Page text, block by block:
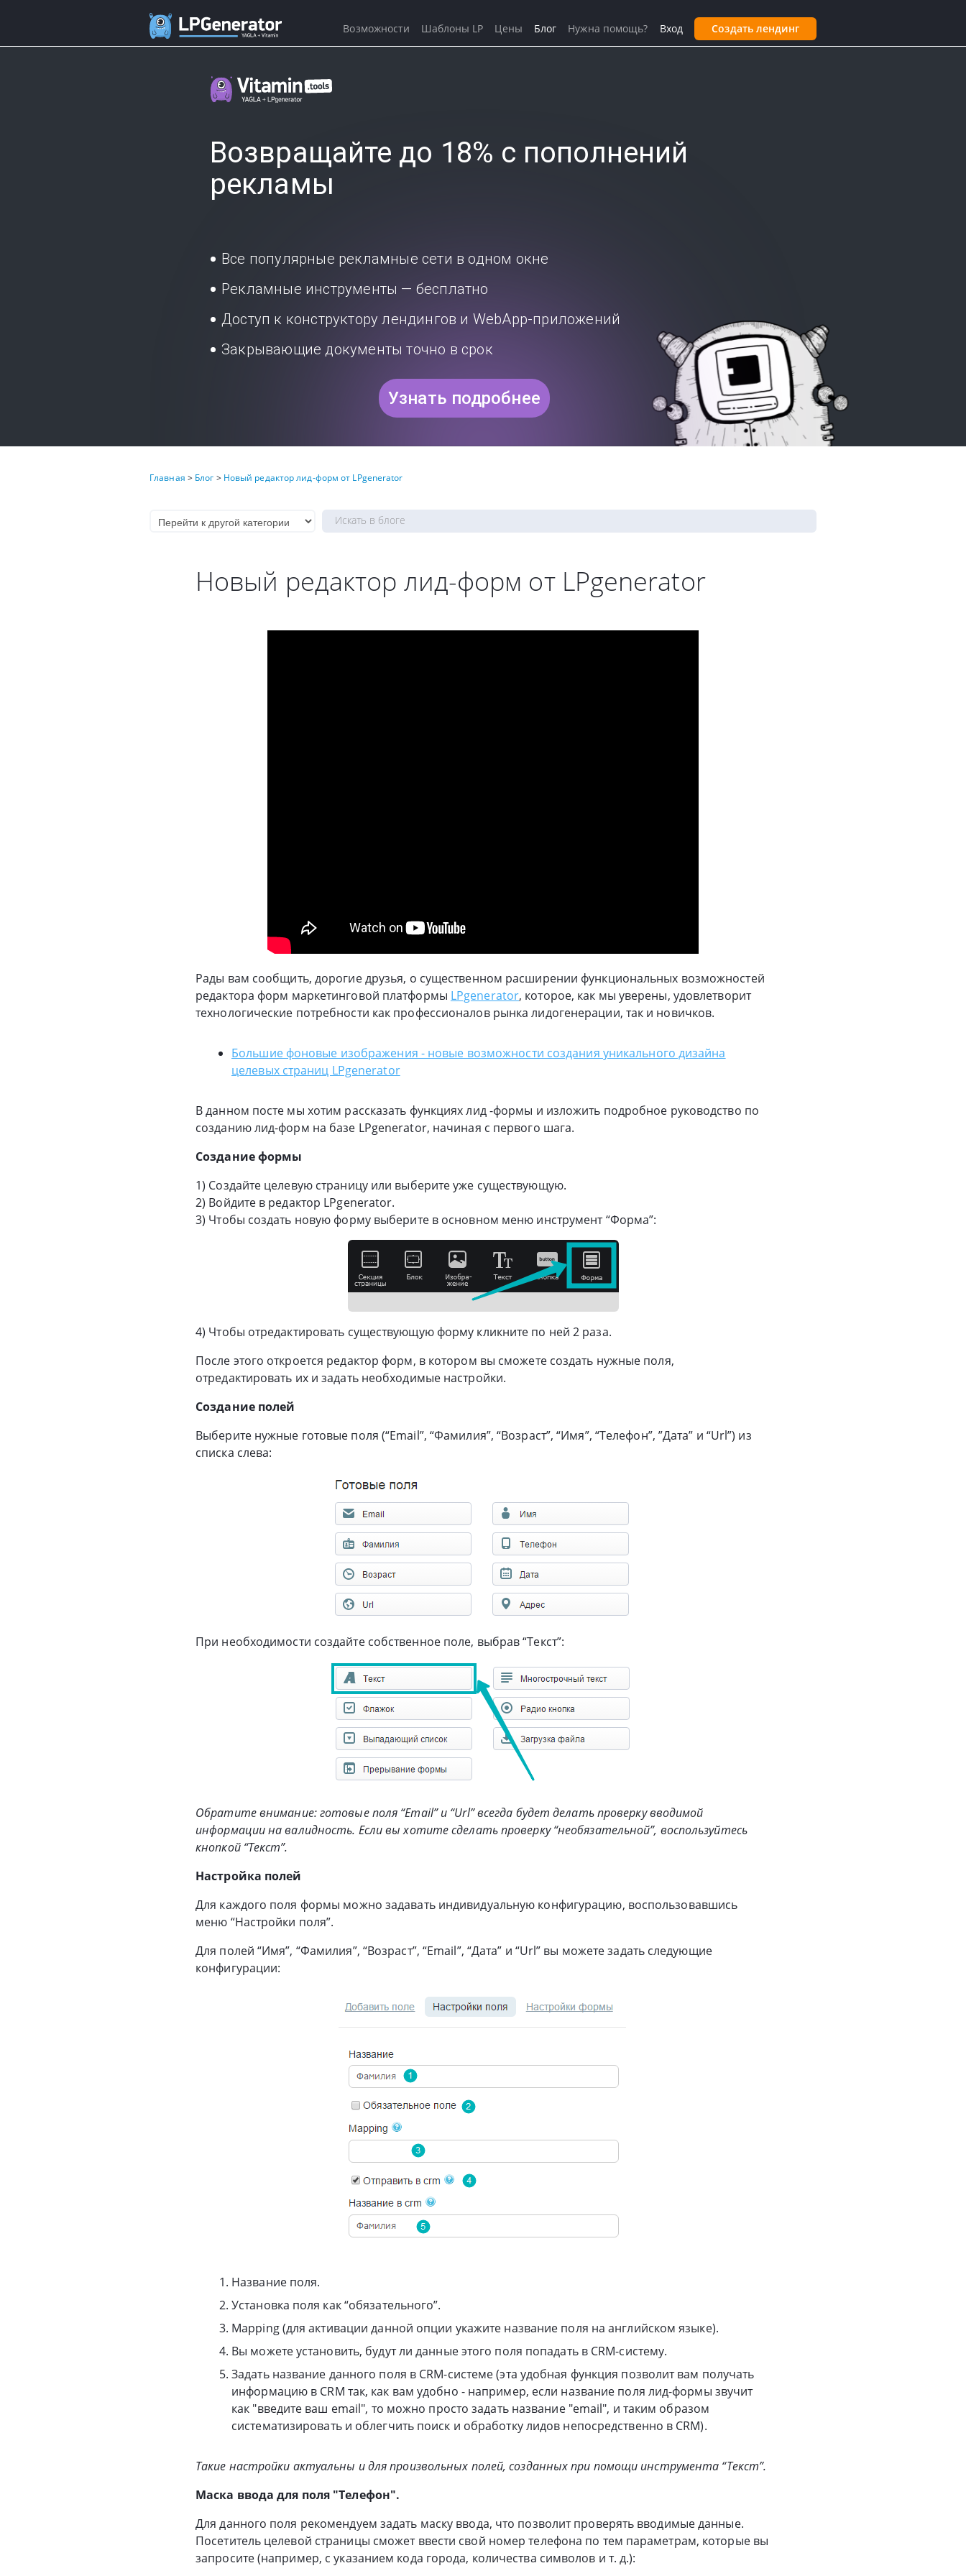
Возвращайте до 18% с пополнений
рекламы
Все популярные рекламные сети в одном окне
Рекламные инструменты — бесплатно
Доступ к конструктору лендингов и WebApp-приложений
Закрывающие документы точно в срок
Узнать подробнее
Главная > Блог > Новый редактор лид-форм от LPgenerator
Новый редактор лид-форм от LPgenerator
Рады вам сообщить, дорогие друзья, о существенном расширении функциональных возможностей
редактора форм маркетинговой платформы LPgenerator, которое, как мы уверены, удовлетворит
технологические потребности как профессионалов рынка лидогенерации, так и новичков.
Большие фоновые изображения - новые возможности создания уникального дизайна
целевых страниц LPgenerator
В данном посте мы хотим рассказать функциях лид -формы и изложить подробное руководство по
созданию лид-форм на базе LPgenerator, начиная с первого шага.
Создание формы
1) Создайте целевую страницу или выберите уже существующую.
2) Войдите в редактор LPgenerator.
3) Чтобы создать новую форму выберите в основном меню инструмент “Форма”:
4) Чтобы отредактировать существующую форму кликните по ней 2 раза.
После этого откроется редактор форм, в котором вы сможете создать нужные поля,
отредактировать их и задать необходимые настройки.
Создание полей
Выберите нужные готовые поля (“Email”, “Фамилия”, “Возраст”, “Имя”, “Телефон”, ”Дата” и “Url”) из
списка слева:
При необходимости создайте собственное поле, выбрав “Текст”:
Обратите внимание: готовые поля “Email” и “Url” всегда будет делать проверку вводимой
информации на валидность. Если вы хотите сделать проверку “необязательной”, воспользуйтесь
кнопкой “Текст”.
Настройка полей
Для каждого поля формы можно задавать индивидуальную конфигурацию, воспользовавшись
меню “Настройки поля”.
Для полей “Имя”, “Фамилия”, “Возраст”, “Email”, “Дата” и “Url” вы можете задать следующие
конфигурации:
Название поля.
Установка поля как “обязательного”.
Mapping (для активации данной опции укажите название поля на английском языке).
Вы можете установить, будут ли данные этого поля попадать в CRM-систему.
Задать название данного поля в CRM-системе (эта удобная функция позволит вам получать
информацию в CRM так, как вам удобно - например, если название поля лид-формы звучит
как "введите ваш email", то можно просто задать название "email", и таким образом
систематизировать и облегчить поиск и обработку лидов непосредственно в CRM).
Такие настройки актуальны и для произвольных полей, созданных при помощи инструмента “Текст”.
Маска ввода для поля "Телефон".
Для данного поля рекомендуем задать маску ввода, что позволит проверять вводимые данные.
Посетитель целевой страницы сможет ввести свой номер телефона по тем параметрам, которые вы
запросите (например, с указанием кода города, количества символов и т. д.):
Вход Создать лендинг
Возможности Шаблоны LP Цены Блог Нужна помощь?